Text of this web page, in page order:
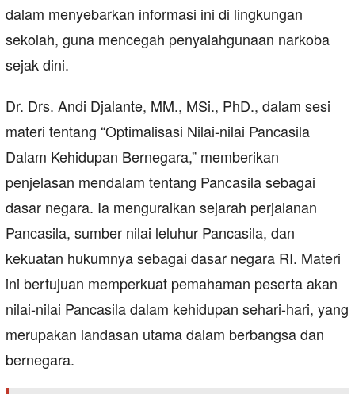
dalam menyebarkan informasi ini di lingkungan
sekolah, guna mencegah penyalahgunaan narkoba
sejak dini.
Dr. Drs. Andi Djalante, MM., MSi., PhD., dalam sesi
materi tentang “Optimalisasi Nilai-nilai Pancasila
Dalam Kehidupan Bernegara,” memberikan
penjelasan mendalam tentang Pancasila sebagai
dasar negara. Ia menguraikan sejarah perjalanan
Pancasila, sumber nilai leluhur Pancasila, dan
kekuatan hukumnya sebagai dasar negara RI. Materi
ini bertujuan memperkuat pemahaman peserta akan
nilai-nilai Pancasila dalam kehidupan sehari-hari, yang
merupakan landasan utama dalam berbangsa dan
bernegara.